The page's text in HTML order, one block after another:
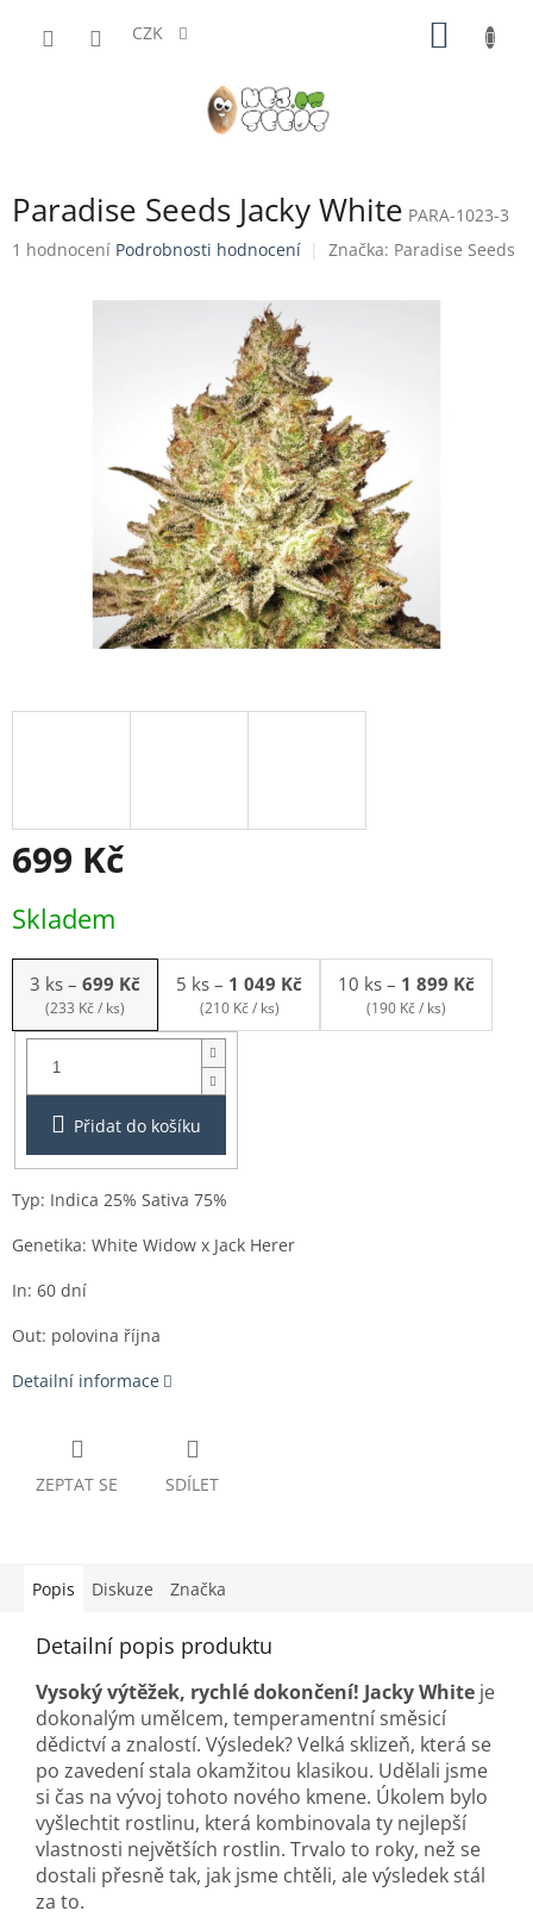
CZK
Paradise Seeds Jacky White PARA-1023-3
Průměrné
1 hodnocení Podrobnosti hodnocení Značka: Paradise Seeds
699 Kč
cena:
Skladem
3 ks – 699 Kč
(233 Kč / ks)
5 ks – 1 049 Kč
(210 Kč / ks)
10 ks – 1 899 Kč
(190 Kč / ks)
Balení:
Přidat do košíku
Typ: Indica 25% Sativa 75%
Genetika: White Widow x Jack Herer
In: 60 dní
Out: polovina října
Detailní informace
ZEPTAT SE SDÍLET
Popis Diskuze Značka
Detailní popis produktu
Vysoký výtěžek, rychlé dokončení! Jacky White je
dokonalým umělcem, temperamentní směsicí
dědictví a znalostí. Výsledek? Velká sklizeň, která se
po zavedení stala okamžitou klasikou. Udělali jsme
si čas na vývoj tohoto nového kmene. Úkolem bylo
vyšlechtit rostlinu, která kombinovala ty nejlepší
vlastnosti největších rostlin. Trvalo to roky, než se
dostali přesně tak, jak jsme chtěli, ale výsledek stál
za to.